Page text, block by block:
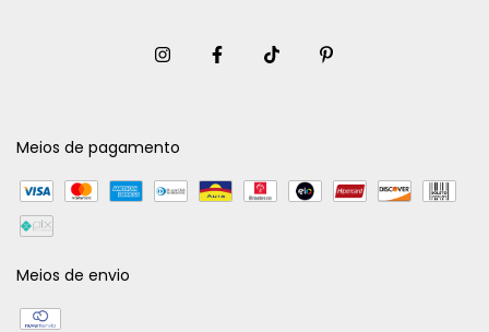
Meios de pagamento
Meios de envio